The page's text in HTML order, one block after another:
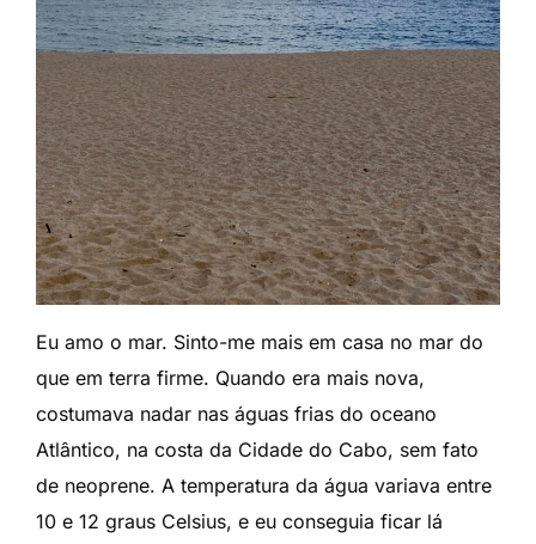
Eu amo o mar. Sinto-me mais em casa no mar do
que em terra firme. Quando era mais nova,
costumava nadar nas águas frias do oceano
Atlântico, na costa da Cidade do Cabo, sem fato
de neoprene. A temperatura da água variava entre
10 e 12 graus Celsius, e eu conseguia ficar lá